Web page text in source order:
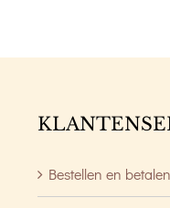
Bestellen en betalen